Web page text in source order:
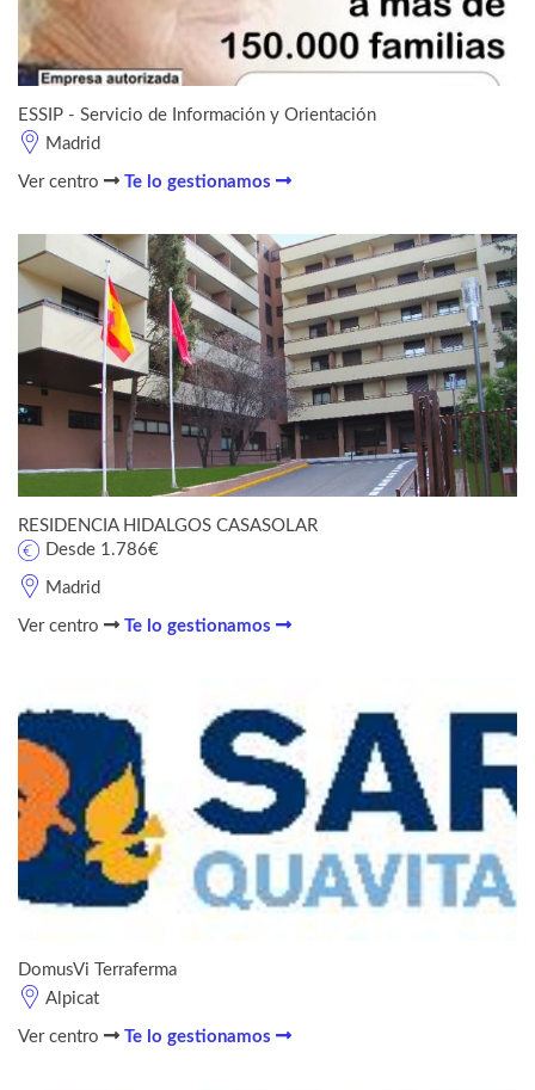
ESSIP - Servicio de Información y Orientación
Madrid
Ver centro Te lo gestionamos
RESIDENCIA HIDALGOS CASASOLAR
Madrid
Desde 1.786€
Ver centro Te lo gestionamos
DomusVi Terraferma
Alpicat
Ver centro Te lo gestionamos